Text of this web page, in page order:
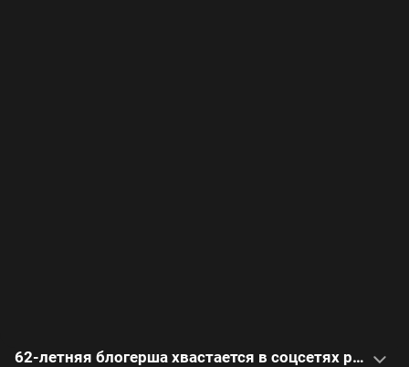
62-летняя блогерша хвастается в соцсетях роликами в одном белье и 28-летним мужем